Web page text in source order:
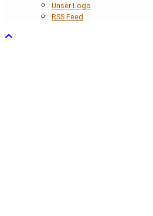
Unser Logo
RSS Feed